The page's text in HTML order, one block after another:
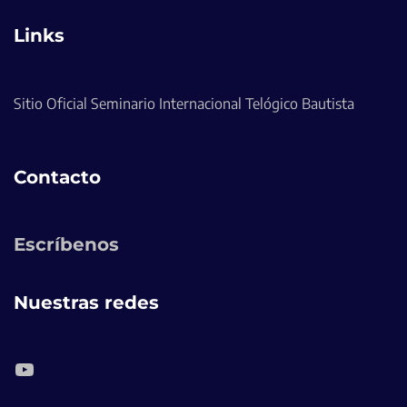
Links
Sitio Oficial Seminario Internacional Telógico Bautista
Contacto
Escríbenos
Nuestras redes
YouTube